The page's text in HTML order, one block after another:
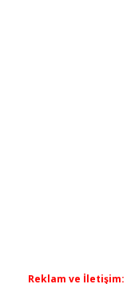
Reklam ve İletişim: